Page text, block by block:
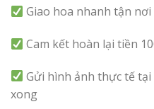
Giao hoa nhanh tận nơi
Cam kết hoàn lại tiền
Gửi hình ảnh thực tế
xong